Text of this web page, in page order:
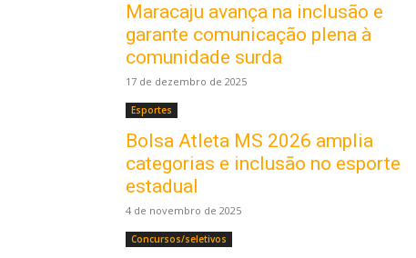
Maracaju avança na inclusão e
garante comunicação plena à
comunidade surda
17 de dezembro de 2025
Esportes
Bolsa Atleta MS 2026 amplia
categorias e inclusão no esporte
estadual
4 de novembro de 2025
Concursos/seletivos